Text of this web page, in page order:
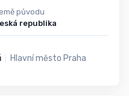
původu
republika
Hlavní město Praha